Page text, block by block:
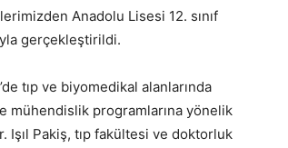
Anadolu Lisesi 12. sınıf
gerçekleştirildi.
tıp ve biyomedikal alanlarında
mühendislik programlarına yönelik
Işıl Pakiş, tıp fakültesi ve doktorluk